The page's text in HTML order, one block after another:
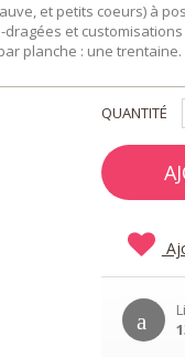
et petits coeurs) à
et
planche : une trentaine.
QUANTITÉ